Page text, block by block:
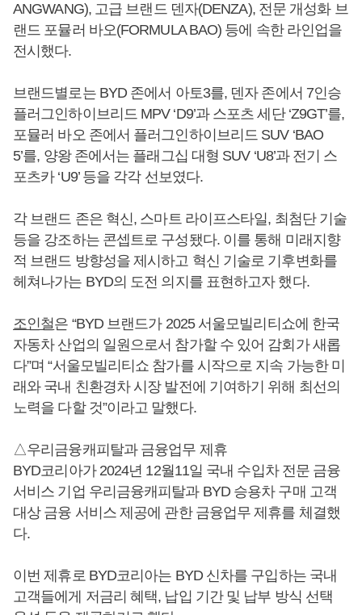
ANGWANG), 고급 브랜드 덴자(DENZA), 전문 개성화 브
랜드 포뮬러 바오(FORMULA BAO) 등에 속한 라인업을
전시했다.
브랜드별로는 BYD 존에서 아토3를, 덴자 존에서 7인승
플러그인하이브리드 MPV ‘D9’과 스포츠 세단 ‘Z9GT’를,
포뮬러 바오 존에서 플러그인하이브리드 SUV ‘BAO
5’를, 양왕 존에서는 플래그십 대형 SUV ‘U8’과 전기 스
포츠카 ‘U9’ 등을 각각 선보였다.
각 브랜드 존은 혁신, 스마트 라이프스타일, 최첨단 기술
등을 강조하는 콘셉트로 구성됐다. 이를 통해 미래지향
적 브랜드 방향성을 제시하고 혁신 기술로 기후변화를
헤쳐나가는 BYD의 도전 의지를 표현하고자 했다.
조인철은 “BYD 브랜드가 2025 서울모빌리티쇼에 한국
자동차 산업의 일원으로서 참가할 수 있어 감회가 새롭
다”며 “서울모빌리티쇼 참가를 시작으로 지속 가능한 미
래와 국내 친환경차 시장 발전에 기여하기 위해 최선의
노력을 다할 것”이라고 말했다.
△우리금융캐피탈과 금융업무 제휴
BYD코리아가 2024년 12월11일 국내 수입차 전문 금융
서비스 기업 우리금융캐피탈과 BYD 승용차 구매 고객
대상 금융 서비스 제공에 관한 금융업무 제휴를 체결했
다.
이번 제휴로 BYD코리아는 BYD 신차를 구입하는 국내
고객들에게 저금리 혜택, 납입 기간 및 납부 방식 선택